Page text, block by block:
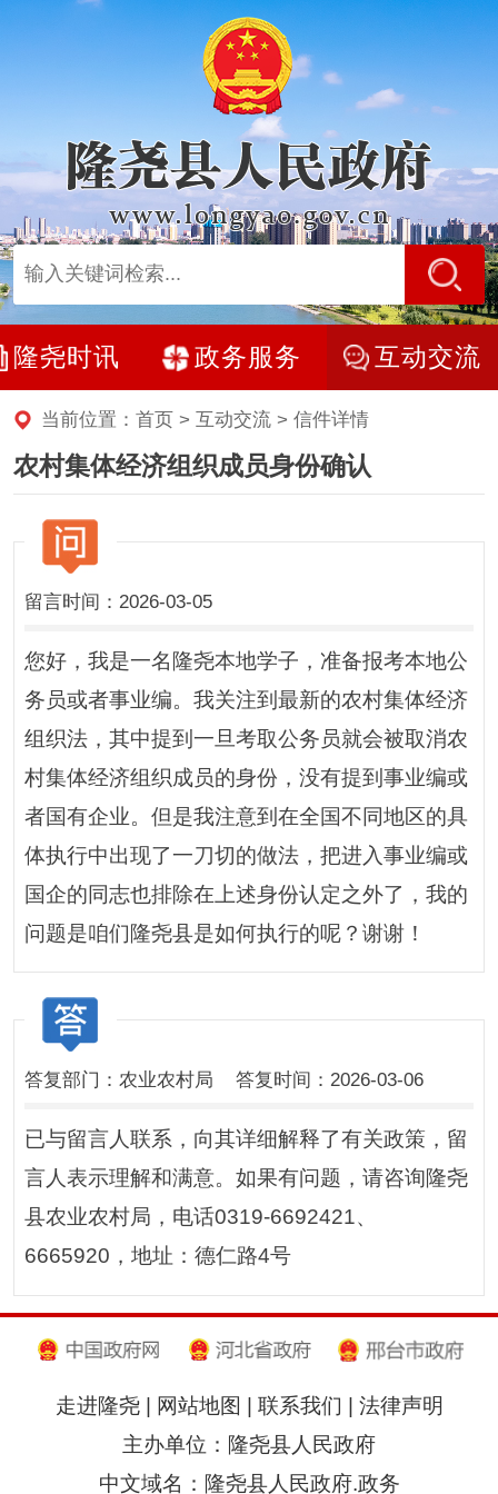
隆尧时讯 政务服务 互动交流
当前位置： 首页 > 互动交流> 信件详情
农村集体经济组织成员身份确认
留言时间：2026-03-05
您好，我是一名隆尧本地学子，准备报考本地公
务员或者事业编。我关注到最新的农村集体经济
组织法，其中提到一旦考取公务员就会被取消农
村集体经济组织成员的身份，没有提到事业编或
者国有企业。但是我注意到在全国不同地区的具
体执行中出现了一刀切的做法，把进入事业编或
国企的同志也排除在上述身份认定之外了，我的
问题是咱们隆尧县是如何执行的呢？谢谢！
答复部门：农业农村局 答复时间：2026-03-06
已与留言人联系，向其详细解释了有关政策，留
言人表示理解和满意。如果有问题，请咨询隆尧
县农业农村局，电话0319-6692421、
6665920，地址：德仁路4号
走进隆尧| 网站地图 | 联系我们 | 法律声明
主办单位：隆尧县人民政府
中文域名：隆尧县人民政府.政务